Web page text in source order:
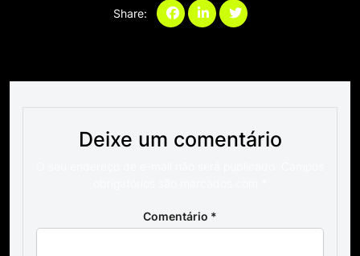
Share:
Deixe um comentário
Comentário *